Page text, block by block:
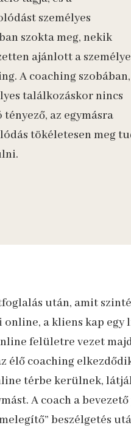
személyes
szokta meg, nekik
ajánlott a
A coaching
találkozáskor nincs
tényező, az egymásra
tökéletesen meg
után, amit
a kliens kap egy
felületre vezet
élő coaching
térbe kerülnek,
A coach a
beszélgetés